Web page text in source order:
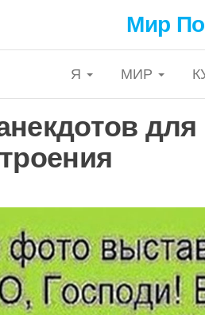
Мир
Я МИР
для